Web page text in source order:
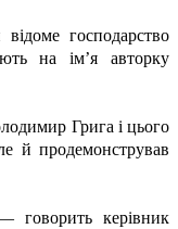
відоме господарство
на ім’я авторку
Грига і цього
й продемонстрував
говорить керівник